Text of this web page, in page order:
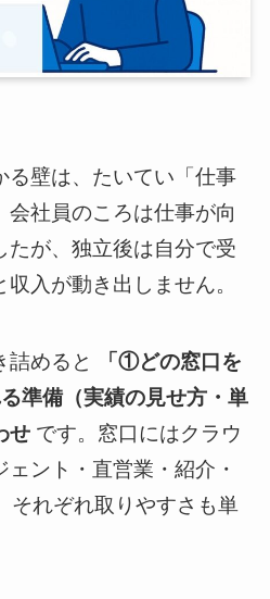
る壁は、たいてい「仕事
会社員のころは仕事が向
たが、独立後は自分で受
入が動き出しません。
詰めると
「①どの窓口を
準備（実績の見せ方・単
せです。窓口にはクラウ
ェント・直営業・紹介・
それぞれ取りやすさも単